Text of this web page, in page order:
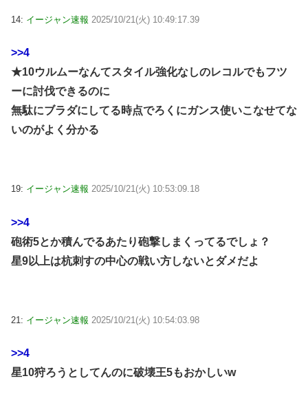
14: イージャン速報 2025/10/21(火) 10:49:17.39
>>4
★10ウルムーなんてスタイル強化なしのレコルでもフツ
ーに討伐できるのに
無駄にブラダにしてる時点でろくにガンス使いこなせてな
いのがよく分かる
19: イージャン速報 2025/10/21(火) 10:53:09.18
>>4
砲術5とか積んでるあたり砲撃しまくってるでしょ？
星9以上は杭刺すの中心の戦い方しないとダメだよ
21: イージャン速報 2025/10/21(火) 10:54:03.98
>>4
星10狩ろうとしてんのに破壊王5もおかしいw